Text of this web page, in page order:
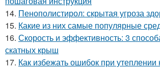
14. Пенополистирол: скрытая угроза
15. Какие из них самые популярные
16. Скорость и эффективность: 3
скатных крыш
17. Как избежать ошибок при